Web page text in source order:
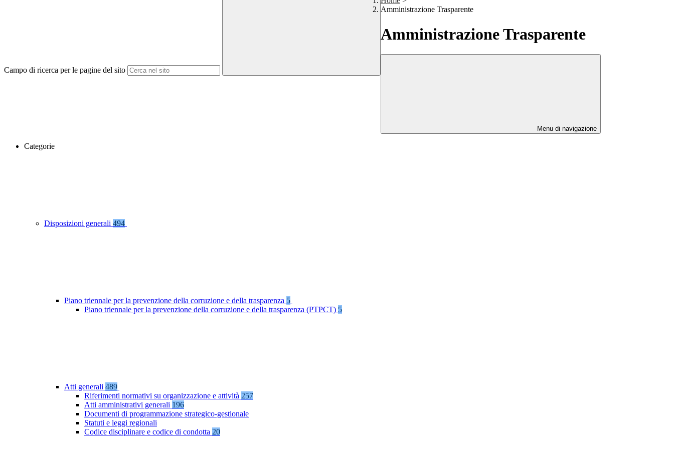
Campo di ricerca per le pagine del sito
Amministrazione Trasparente
Amministrazione Trasparente
Menu di navigazione
Categorie
Disposizioni generali 494
Piano triennale per la prevenzione della corruzione e della trasparenza 5
Piano triennale per la prevenzione della corruzione e della trasparenza (PTPCT) 5
Atti generali 489
Riferimenti normativi su organizzazione e attività 257
Atti amministrativi generali 196
Documenti di programmazione strategico-gestionale
Statuti e leggi regionali
Codice disciplinare e codice di condotta 20